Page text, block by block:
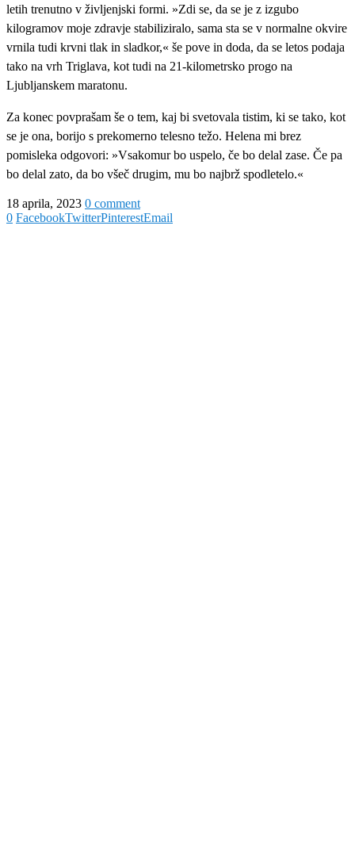
letih trenutno v življenjski formi. »Zdi se, da se je z izgubo
kilogramov moje zdravje stabiliziralo, sama sta se v normalne okvire
vrnila tudi krvni tlak in sladkor,« še pove in doda, da se letos podaja
tako na vrh Triglava, kot tudi na 21-kilometrsko progo na
Ljubljanskem maratonu.
Za konec povprašam še o tem, kaj bi svetovala tistim, ki se tako, kot
se je ona, borijo s prekomerno telesno težo. Helena mi brez
pomisleka odgovori: »Vsakomur bo uspelo, če bo delal zase. Če pa
bo delal zato, da bo všeč drugim, mu bo najbrž spodletelo.«
18 aprila, 2023 0 comment
0 FacebookTwitterPinterestEmail